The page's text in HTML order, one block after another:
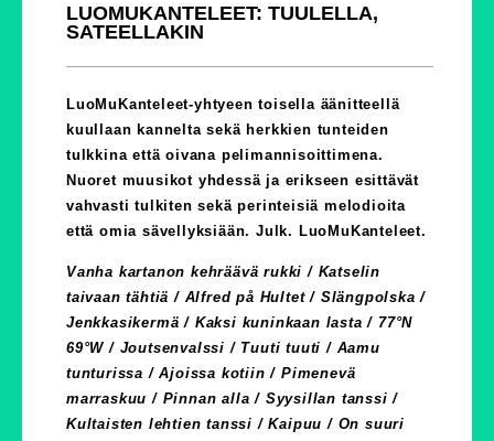
LUOMUKANTELEET: TUULELLA,
SATEELLAKIN
LuoMuKanteleet-yhtyeen toisella äänitteellä
kuullaan kannelta sekä herkkien tunteiden
tulkkina että oivana pelimannisoittimena.
Nuoret muusikot yhdessä ja erikseen esittävät
vahvasti tulkiten sekä perinteisiä melodioita
että omia sävellyksiään. Julk. LuoMuKanteleet.
Vanha kartanon kehräävä rukki / Katselin
taivaan tähtiä / Alfred på Hultet / Slängpolska /
Jenkkasikermä / Kaksi kuninkaan lasta / 77°N
69°W / Joutsenvalssi / Tuuti tuuti / Aamu
tunturissa / Ajoissa kotiin / Pimenevä
marraskuu / Pinnan alla / Syysillan tanssi /
Kultaisten lehtien tanssi / Kaipuu / On suuri